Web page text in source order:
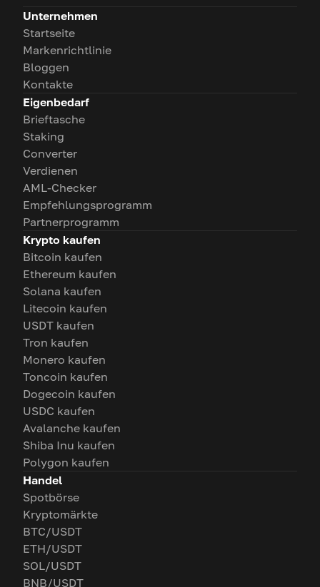
Unternehmen
Startseite
Markenrichtlinie
Bloggen
Kontakte
Eigenbedarf
Brieftasche
Staking
Converter
Verdienen
AML-Checker
Empfehlungsprogramm
Partnerprogramm
Krypto kaufen
Bitcoin kaufen
Ethereum kaufen
Solana kaufen
Litecoin kaufen
USDT kaufen
Tron kaufen
Monero kaufen
Toncoin kaufen
Dogecoin kaufen
USDC kaufen
Avalanche kaufen
Shiba Inu kaufen
Polygon kaufen
Handel
Spotbörse
Kryptomärkte
BTC/USDT
ETH/USDT
SOL/USDT
BNB/USDT